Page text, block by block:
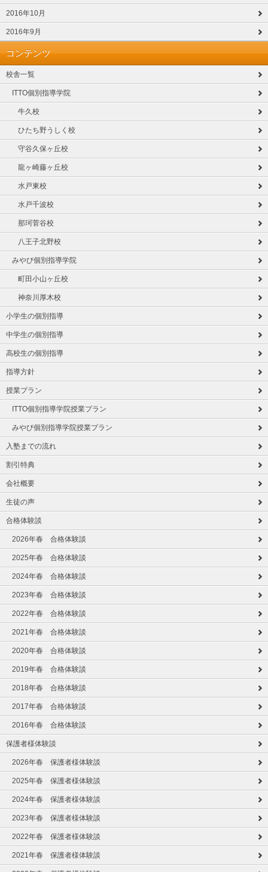
2016年10月
2016年9月
コンテンツ
校舎一覧
ITTO個別指導学院
牛久校
ひたち野うしく校
守谷久保ヶ丘校
龍ヶ崎藤ヶ丘校
水戸東校
水戸千波校
那珂菅谷校
八王子北野校
みやび個別指導学院
町田小山ヶ丘校
神奈川厚木校
小学生の個別指導
中学生の個別指導
高校生の個別指導
指導方針
授業プラン
ITTO個別指導学院授業プラン
みやび個別指導学院授業プラン
入塾までの流れ
割引特典
会社概要
生徒の声
合格体験談
2026年春 合格体験談
2025年春 合格体験談
2024年春 合格体験談
2023年春 合格体験談
2022年春 合格体験談
2021年春 合格体験談
2020年春 合格体験談
2019年春 合格体験談
2018年春 合格体験談
2017年春 合格体験談
2016年春 合格体験談
保護者様体験談
2026年春 保護者様体験談
2025年春 保護者様体験談
2024年春 保護者様体験談
2023年春 保護者様体験談
2022年春 保護者様体験談
2021年春 保護者様体験談